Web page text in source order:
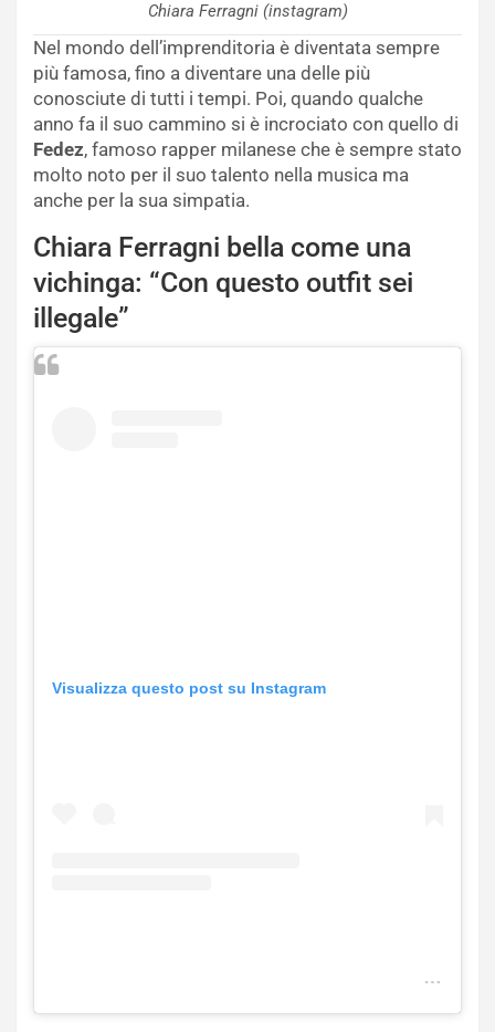
Chiara Ferragni (instagram)
Nel mondo dell’imprenditoria è diventata sempre
più famosa, fino a diventare una delle più
conosciute di tutti i tempi. Poi, quando qualche
anno fa il suo cammino si è incrociato con quello di
Fedez, famoso rapper milanese che è sempre stato
molto noto per il suo talento nella musica ma
anche per la sua simpatia.
Chiara Ferragni bella come una
vichinga: “Con questo outfit sei
illegale”
Visualizza questo post su Instagram
m U n p o s t c o n d I v I s o d a C h I a r a F e r r a g n I ✨. ( @ c h I. a r a f e r r a g n i)